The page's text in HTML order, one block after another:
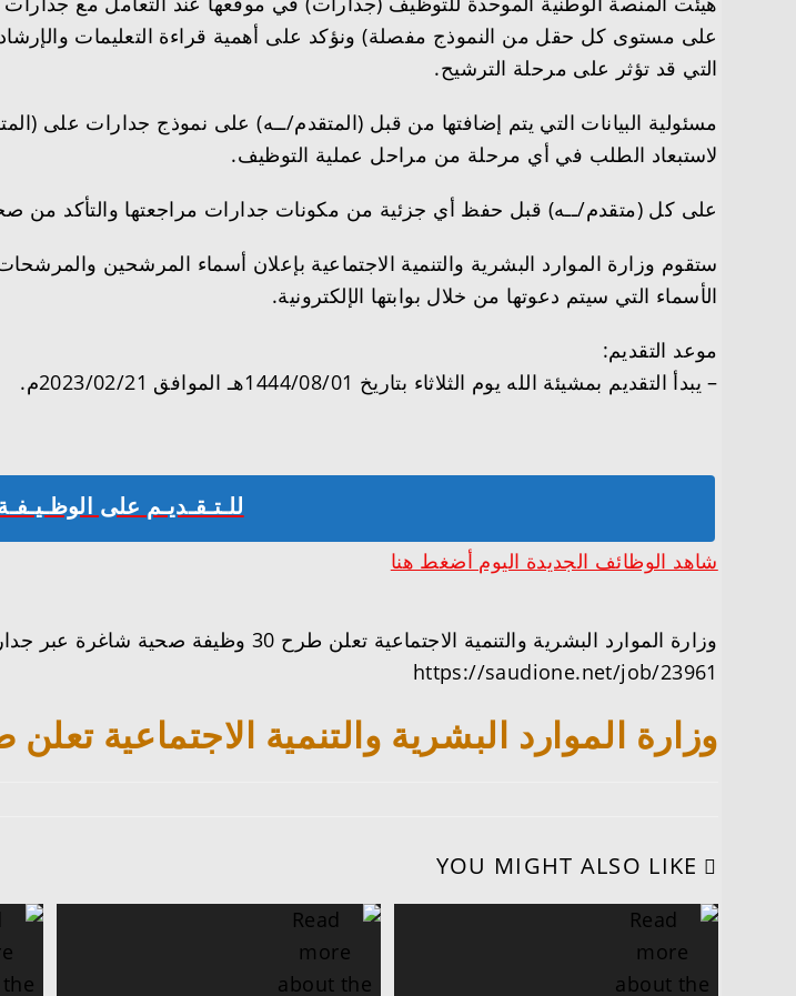
على مستوى كل حقل من النموذج مفصلة) ونؤكد على أهمية قراءة التعليمات
التي قد تؤثر على مرحلة الترشيح.
مسئولية البيانات التي يتم إضافتها من قبل (المتقدم/ــه) على نموذج جدارات على
لاستبعاد الطلب في أي مرحلة من مراحل عملية التوظيف.
على كل (متقدم/ــه) قبل حفظ أي جزئية من مكونات جدارات مراجعتها والتأكد من
ستقوم وزارة الموارد البشرية والتنمية الاجتماعية بإعلان أسماء المرشحين
الأسماء التي سيتم دعوتها من خلال بوابتها الإلكترونية.
موعد التقديم:
– يبدأ التقديم بمشيئة الله يوم الثلاثاء بتاريخ 1444/08/01هـ الموافق 2023/02/21م.
للـتـقـديـم على
شاهد الوظائف الجديدة اليوم أضغط هنا
وزارة الموارد البشرية والتنمية الاجتماعية تعلن طرح 30 وظيفة صحية شاغرة عبر جدارات
https://saudione.net/job/23961
وزارة الموارد البشرية والتنمية الاجتماعية تعلن طرح 30 وظيفة صحية شاغرة عبر
YOU MIGHT ALSO LIKE